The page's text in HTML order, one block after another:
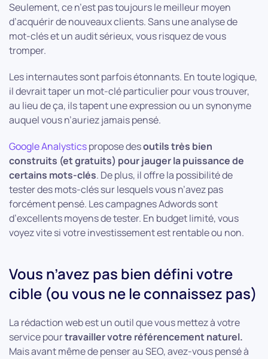
Seulement, ce n’est pas toujours le meilleur moyen
d’acquérir de nouveaux clients. Sans une analyse de
mot-clés et un audit sérieux, vous risquez de vous
tromper.
Les internautes sont parfois étonnants. En toute logique,
il devrait taper un mot-clé particulier pour vous trouver,
au lieu de ça, ils tapent une expression ou un synonyme
auquel vous n’auriez jamais pensé.
Google Analysticspropose desoutils très bien
construits (et gratuits) pour jauger la puissance de
certains mots-clés. De plus, il offre la possibilité de
tester des mots-clés sur lesquels vous n’avez pas
forcément pensé. Les campagnes Adwords sont
d’excellents moyens de tester. En budget limité, vous
voyez vite si votre investissement est rentable ou non.
Vous n’avez pas bien défini votre
cible (ou vous ne le connaissez pas)
La rédaction web est un outil que vous mettez à votre
service pourtravailler votre référencement naturel.
Mais avant même de penser au SEO, avez-vous pensé à